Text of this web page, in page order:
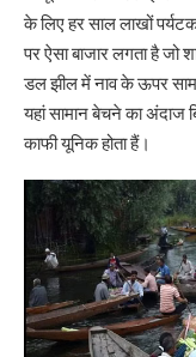
के लिए हर साल लाखों
पर ऐसा बाजार लगता है जो
डल झील में नाव के ऊपर
यहां सामान बेचने का अंदाज
काफी यूनिक होता हैं।